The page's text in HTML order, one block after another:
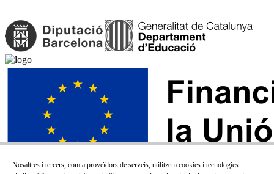
Nosaltres i tercers, com a proveïdors de serveis, utilitzem cookies i tecnologies